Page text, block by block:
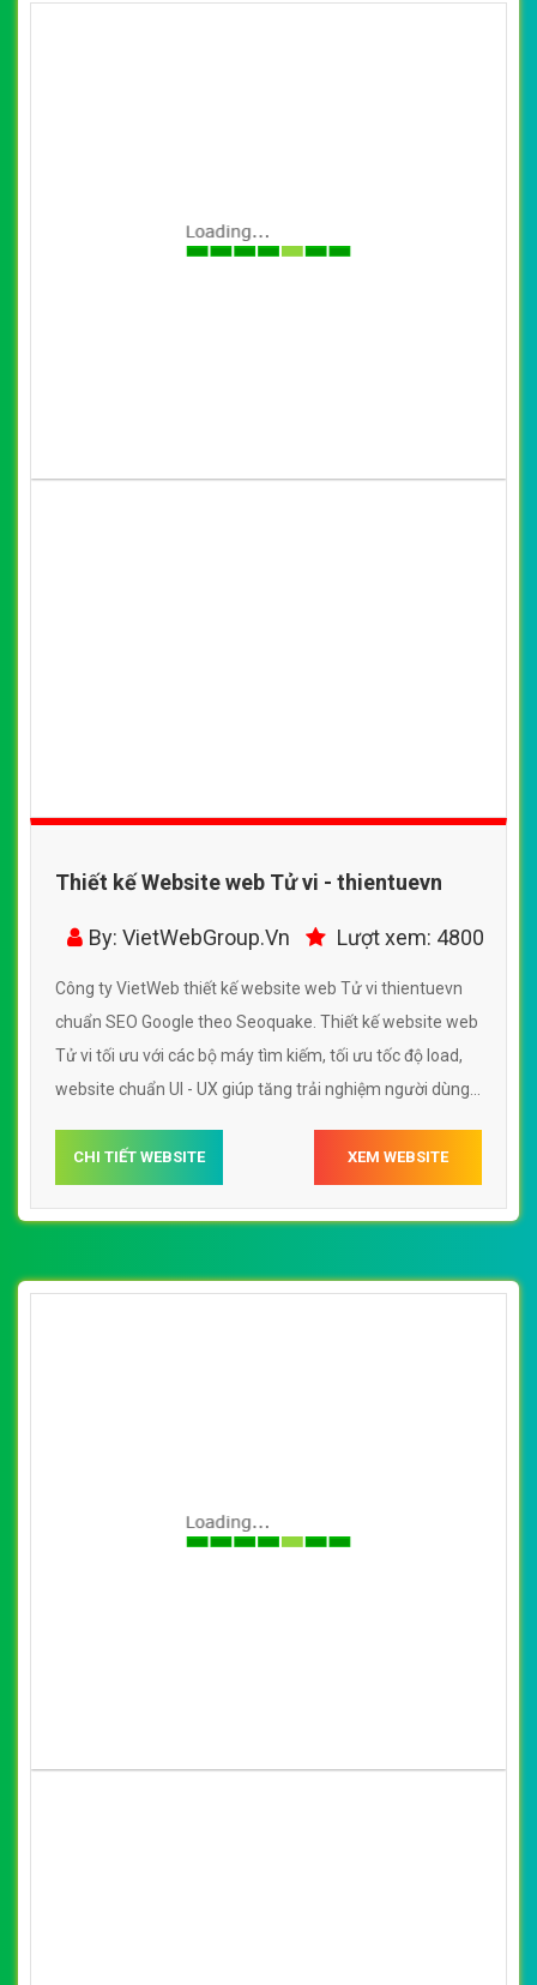
Thiết kế Website web Tử vi - thientuevn
By: VietWebGroup.Vn Lượt xem: 4800
Công ty VietWeb thiết kế website web Tử vi thientuevn
chuẩn SEO Google theo Seoquake. Thiết kế website web
Tử vi tối ưu với các bộ máy tìm kiếm, tối ưu tốc độ load,
website chuẩn UI - UX giúp tăng trải nghiệm người dùng
CHI TIẾT WEBSITE XEM WEBSITE